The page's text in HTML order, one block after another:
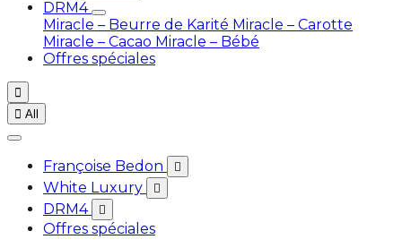
DRM4
Miracle – Beurre de Karité Miracle – Carotte
Miracle – Cacao Miracle – Bébé
Offres spéciales

 All
Françoise Bedon 
White Luxury 
DRM4 
Offres spéciales